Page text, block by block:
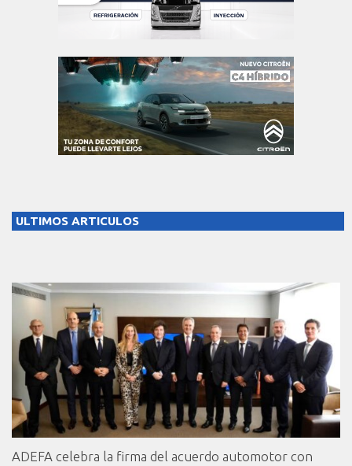
ULTIMOS ARTICULOS
ADEFA celebra la firma del acuerdo automotor con